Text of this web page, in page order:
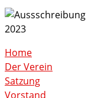
Home
Der Verein
Satzung
Vorstand